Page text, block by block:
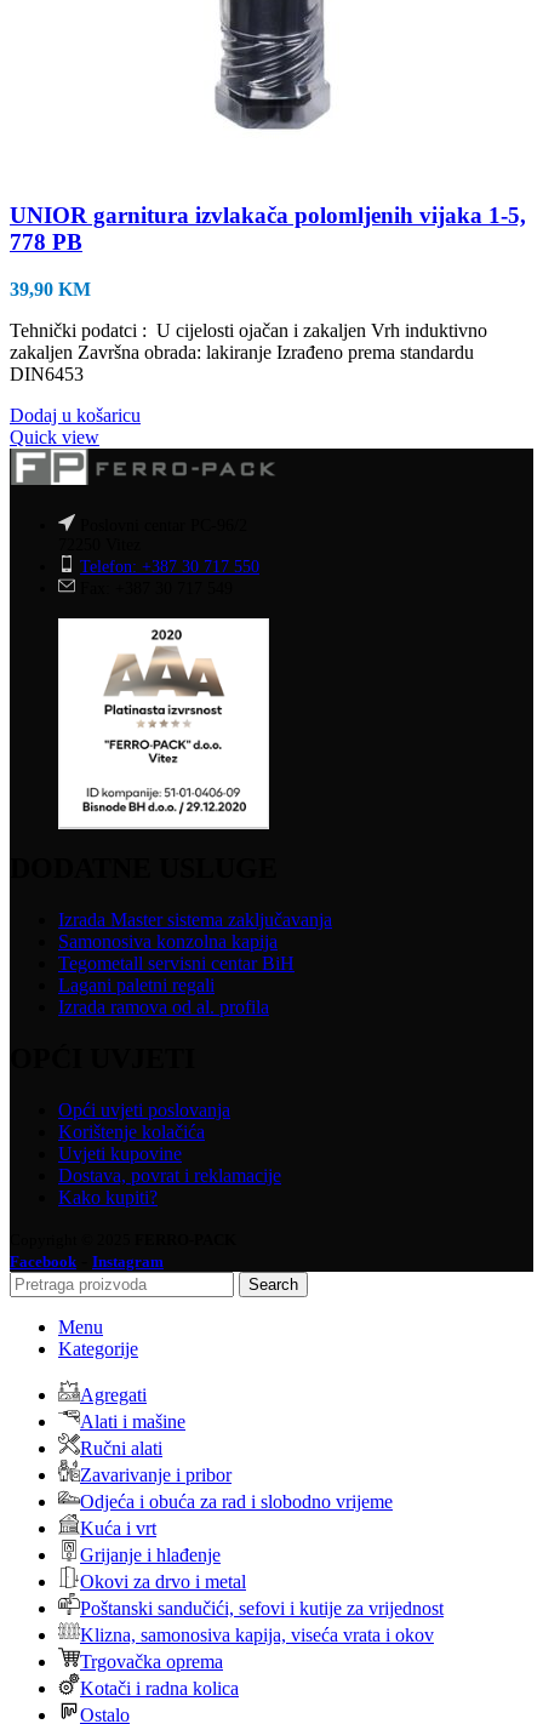
UNIOR garnitura izvlakača polomljenih vijaka 1-5,
778 PB
39,90 KM
Tehnički podatci : U cijelosti ojačan i zakaljen Vrh induktivno
zakaljen Završna obrada: lakiranje Izrađeno prema standardu
DIN6453
Dodaj u košaricu
Quick view
Telefon: +387 30 717 550
Izrada Master sistema zaključavanja
Samonosiva konzolna kapija
Tegometall servisni centar BiH
Lagani paletni regali
Izrada ramova od al. profila
Opći uvjeti poslovanja
Korištenje kolačića
Uvjeti kupovine
Dostava, povrat i reklamacije
Kako kupiti?
Facebook
Instagram
Search
Menu
Kategorije
Agregati
Alati i mašine
Ručni alati
Zavarivanje i pribor
Odjeća i obuća za rad i slobodno vrijeme
Kuća i vrt
Grijanje i hlađenje
Okovi za drvo i metal
Poštanski sandučići, sefovi i kutije za vrijednost
Klizna, samonosiva kapija, viseća vrata i okov
Trgovačka oprema
Kotači i radna kolica
Ostalo